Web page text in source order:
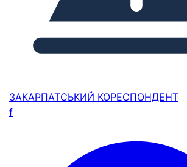
ЗАКАРПАТСЬКИЙ КОРЕСПОНДЕНТ
f